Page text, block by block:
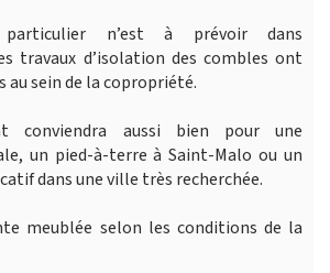
particulier n’est à prévoir dans
travaux d’isolation des combles ont
au sein de la copropriété.
conviendra aussi bien pour une
un pied-à-terre à Saint-Malo ou un
dans une ville très recherchée.
meublée selon les conditions de la